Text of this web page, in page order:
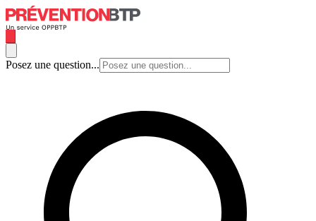
Posez une question...